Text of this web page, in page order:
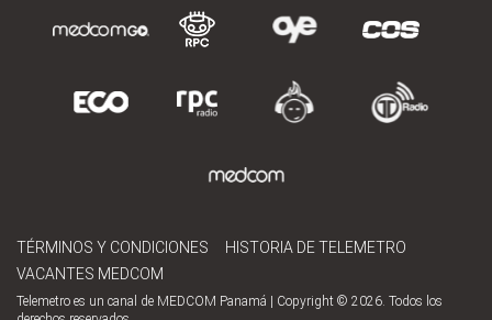
TÉRMINOS Y CONDICIONES
HISTORIA DE TELEMETRO
VACANTES MEDCOM
Telemetro es un canal de MEDCOM Panamá | Copyright © 2026. Todos los